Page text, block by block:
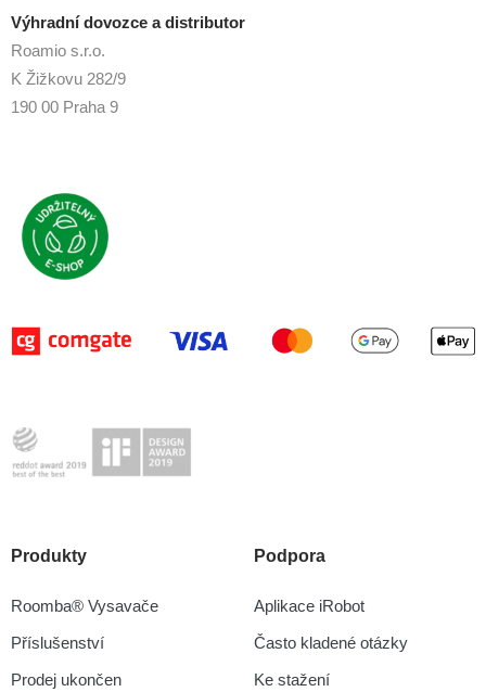
Výhradní dovozce a distributor
Roamio s.r.o.
K Žižkovu 282/9
190 00 Praha 9
Produkty
Roomba® Vysavače
Příslušenství
Prodej ukončen
Podpora
Aplikace iRobot
Často kladené otázky
Ke stažení